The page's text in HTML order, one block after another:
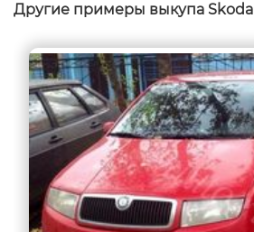
Другие примеры выкупа Skoda